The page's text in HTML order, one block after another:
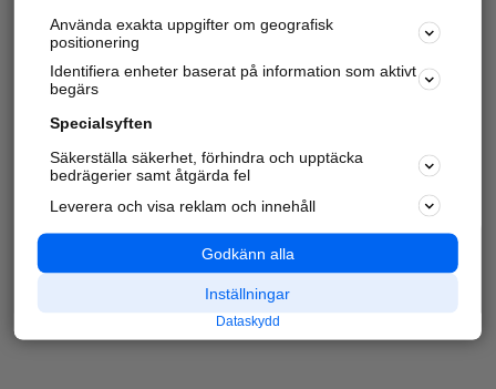
Använda exakta uppgifter om geografisk
positionering
Identifiera enheter baserat på information som aktivt
begärs
Specialsyften
Säkerställa säkerhet, förhindra och upptäcka
bedrägerier samt åtgärda fel
Leverera och visa reklam och innehåll
Godkänn alla
Inställningar
Dataskydd